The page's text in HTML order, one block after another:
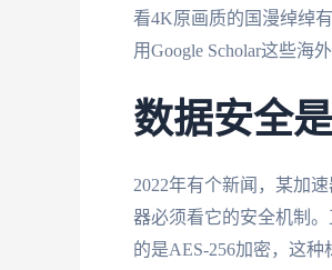
看4K原画质的国漫绰绰
用Google Scholar这些海
数据安全
2022年有个新闻，某加
器必须看它的安全机制
的是AES-256加密，这